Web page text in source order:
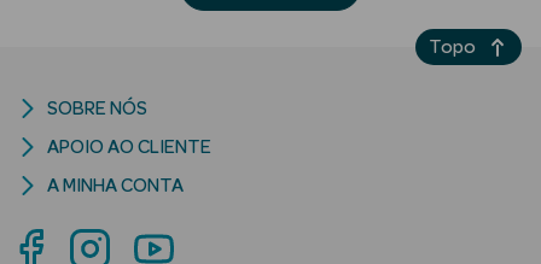
Corpo
SOBRE NÓS
APOIO AO CLIENTE
A MINHA CONTA
Topo